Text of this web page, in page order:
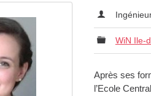
WiN Ile-
Après ses
l’Ecole